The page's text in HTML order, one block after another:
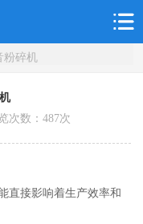
碎机
次数：487次
直接影响着生产效率和